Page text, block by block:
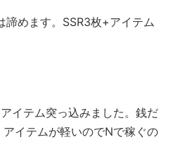
諦めます。SSR3枚+アイテム
イテム突っ込みました。銭だ
イテムが軽いのでNで稼ぐの